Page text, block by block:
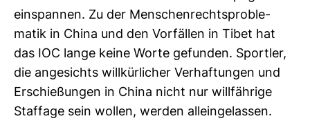
ein­spannen. Zu der Men­schen­rechts­pro­ble­
matik in China und den Vor­fällen in Tibet hat
das IOC lange keine Worte gefunden. Sportler,
die ange­sichts will­kür­li­cher Ver­haf­tungen und
Erschie­ßungen in China nicht nur will­fäh­rige
Staf­fage sein wollen, werden allein­ge­lassen.